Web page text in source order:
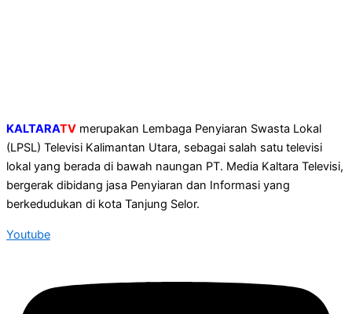
KALTARATV merupakan Lembaga Penyiaran Swasta Lokal
(LPSL) Televisi Kalimantan Utara, sebagai salah satu televisi
lokal yang berada di bawah naungan PT. Media Kaltara Televisi,
bergerak dibidang jasa Penyiaran dan Informasi yang
berkedudukan di kota Tanjung Selor.
Youtube